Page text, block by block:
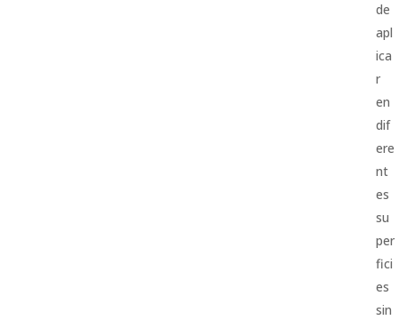
de
apl
ica
r
en
dif
ere
nt
es
su
per
fici
es
sin